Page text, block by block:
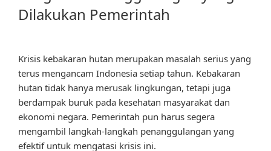
Dilakukan Pemerintah
Krisis kebakaran hutan merupakan masalah serius yang
terus mengancam Indonesia setiap tahun. Kebakaran
hutan tidak hanya merusak lingkungan, tetapi juga
berdampak buruk pada kesehatan masyarakat dan
ekonomi negara. Pemerintah pun harus segera
mengambil langkah-langkah penanggulangan yang
efektif untuk mengatasi krisis ini.